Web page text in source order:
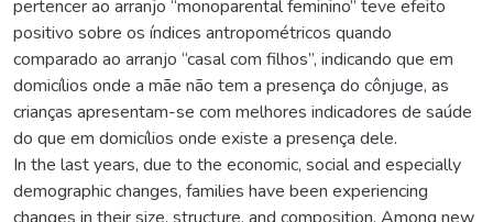
pertencer ao arranjo “monoparental feminino” teve efeito
positivo sobre os índices antropométricos quando
comparado ao arranjo “casal com filhos”, indicando que em
domicílios onde a mãe não tem a presença do cônjuge, as
crianças apresentam-se com melhores indicadores de saúde
do que em domicílios onde existe a presença dele.
In the last years, due to the economic, social and especially
demographic changes, families have been experiencing